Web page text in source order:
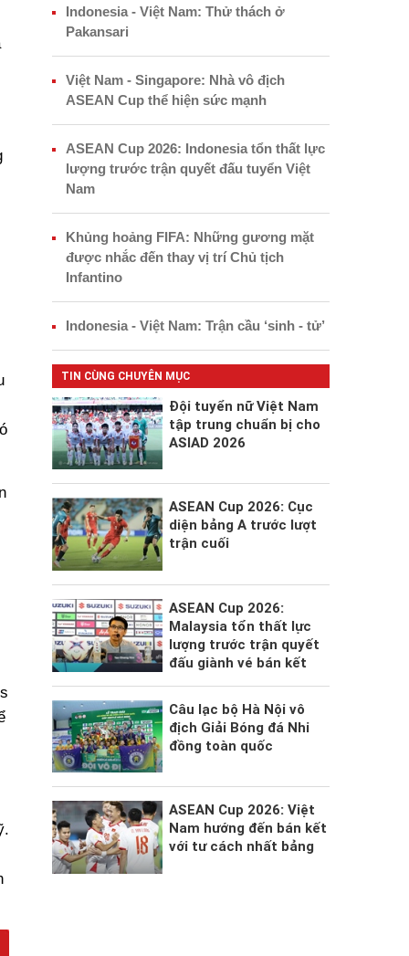
Indonesia - Việt Nam: Thử thách ở
Pakansari
Việt Nam - Singapore: Nhà vô địch
ASEAN Cup thể hiện sức mạnh
ASEAN Cup 2026: Indonesia tổn thất lực
lượng trước trận quyết đấu tuyển Việt
Nam
Khủng hoảng FIFA: Những gương mặt
được nhắc đến thay vị trí Chủ tịch
Infantino
Indonesia - Việt Nam: Trận cầu ‘sinh - tử’
TIN CÙNG CHUYÊN MỤC
Đội tuyển nữ Việt Nam
tập trung chuẩn bị cho
ASIAD 2026
ASEAN Cup 2026: Cục
diện bảng A trước lượt
trận cuối
ASEAN Cup 2026:
Malaysia tổn thất lực
lượng trước trận quyết
đấu giành vé bán kết
Câu lạc bộ Hà Nội vô
địch Giải Bóng đá Nhi
đồng toàn quốc
ASEAN Cup 2026: Việt
Nam hướng đến bán kết
với tư cách nhất bảng